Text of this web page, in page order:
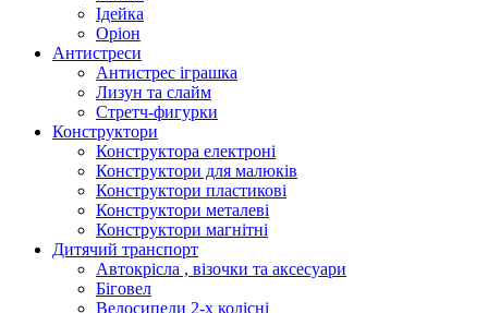
Ідейка
Оріон
Антистреси
Антистрес іграшка
Лизун та слайм
Стретч-фигурки
Конструктори
Конструктора електроні
Конструктори для малюків
Конструктори пластикові
Конструктори металеві
Конструктори магнітні
Дитячий транспорт
Автокрісла , візочки та аксесуари
Біговел
Велосипеди 2-х колісні